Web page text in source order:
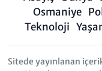
Osmaniye
Teknoloji
Sitede yayınlanan